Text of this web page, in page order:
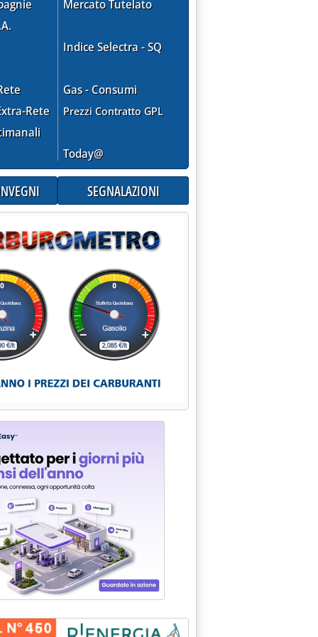
Rete
Mercato Tutelato
Indice Selectra - SQ
Gas - Consumi
Prezzi Contratto GPL
Today@
SEGNALAZIONI